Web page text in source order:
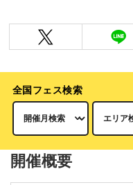
全国フェス検索
開催概要